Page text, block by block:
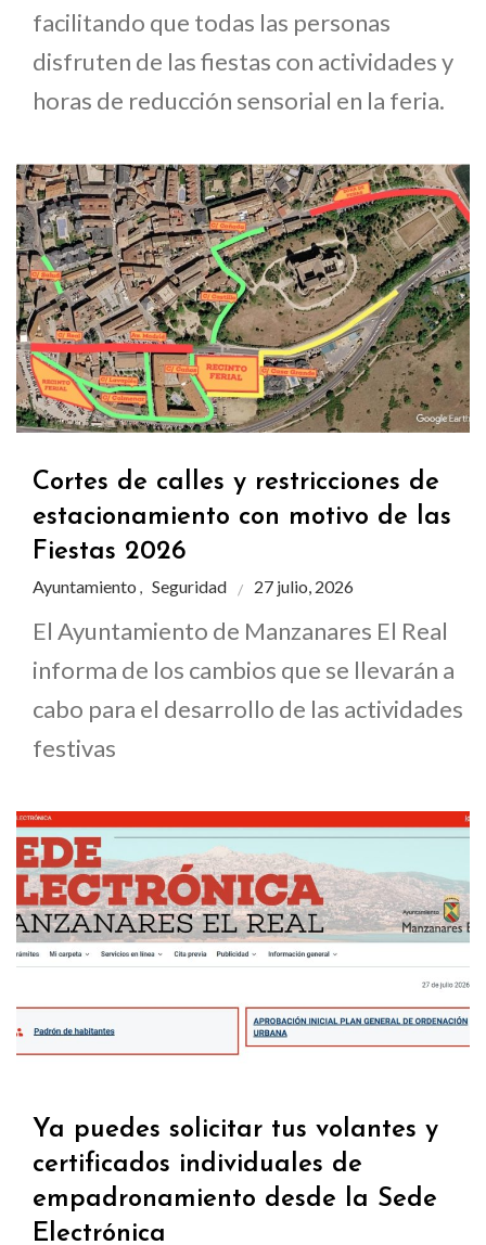
facilitando que todas las personas
disfruten de las fiestas con actividades y
horas de reducción sensorial en la feria.
Cortes de calles y restricciones de
estacionamiento con motivo de las
Fiestas 2026
Ayuntamiento , Seguridad 27 julio, 2026
El Ayuntamiento de Manzanares El Real
informa de los cambios que se llevarán a
cabo para el desarrollo de las actividades
festivas
Ya puedes solicitar tus volantes y
certificados individuales de
empadronamiento desde la Sede
Electrónica